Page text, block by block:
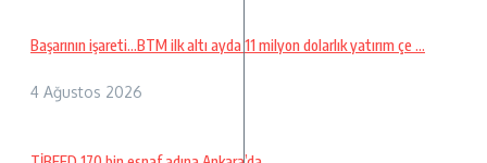
Başarının işareti…BTM ilk altı ayda 11 milyon dolarlık yatırım çe ...
4 Ağustos 2026